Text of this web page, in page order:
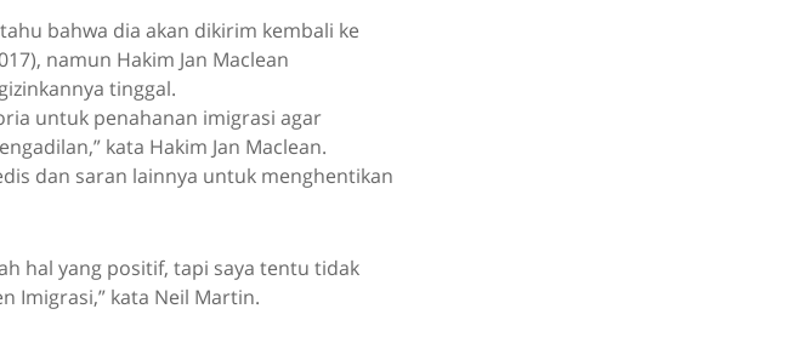
bahwa dia akan dikirim kembali ke
namun Hakim Jan Maclean
tinggal.
untuk penahanan imigrasi agar
kata Hakim Jan Maclean.
dan saran lainnya untuk menghentikan
hal yang positif, tapi saya tentu tidak
Imigrasi,” kata Neil Martin.